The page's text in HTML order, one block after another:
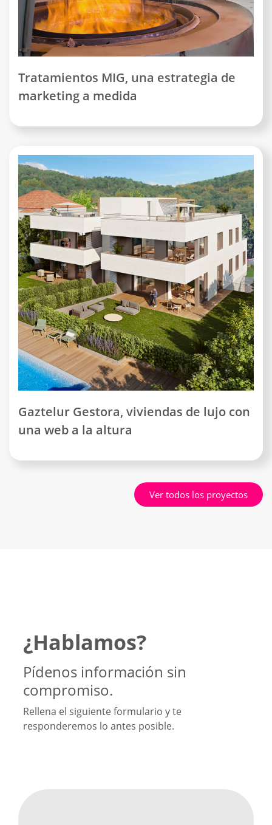
Tratamientos MIG, una estrategia de
marketing a medida
Gaztelur Gestora, viviendas de lujo con
una web a la altura
Ver todos los proyectos
¿Hablamos?
Pídenos información sin
compromiso.
Rellena el siguiente formulario y te
responderemos lo antes posible.